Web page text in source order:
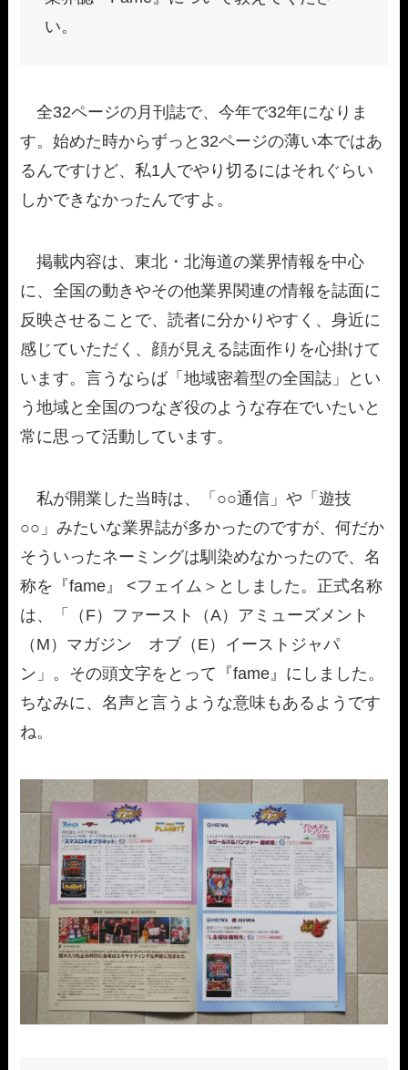
い。
全32ページの月刊誌で、今年で32年になりま
す。始めた時からずっと32ページの薄い本ではあ
るんですけど、私1人でやり切るにはそれぐらい
しかできなかったんですよ。
掲載内容は、東北・北海道の業界情報を中心
に、全国の動きやその他業界関連の情報を誌面に
反映させることで、読者に分かりやすく、身近に
感じていただく、顔が見える誌面作りを心掛けて
います。言うならば「地域密着型の全国誌」とい
う地域と全国のつなぎ役のような存在でいたいと
常に思って活動しています。
私が開業した当時は、「○○通信」や「遊技
○○」みたいな業界誌が多かったのですが、何だか
そういったネーミングは馴染めなかったので、名
称を『fame』 <フェイム＞としました。正式名称
は、「（F）ファースト（A）アミューズメント
（M）マガジン オブ（E）イーストジャパ
ン」。その頭文字をとって『fame』にしました。
ちなみに、名声と言うような意味もあるようです
ね。